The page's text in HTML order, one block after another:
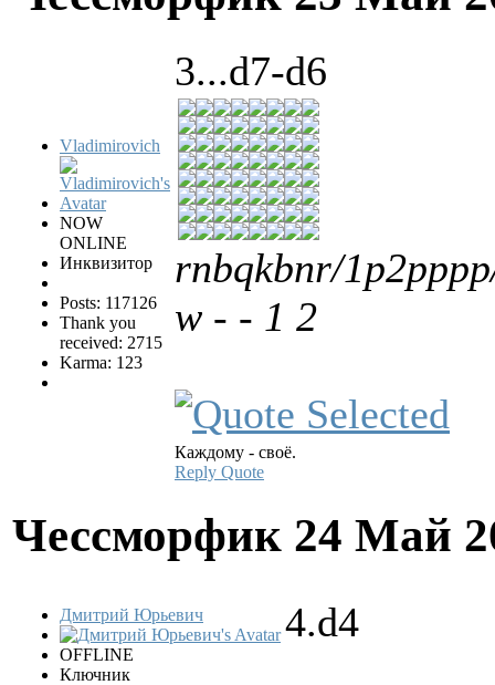
Vladimirovich
NOW
ONLINE
Инквизитор
Posts: 117126
Thank you
received: 2715
Karma: 123
3...d7-d6
rnbqkbnr/
w - - 1 2
Каждому - своё.
Reply Quote
Чессморфик 24 Май
Дмитрий Юрьевич
OFFLINE
Ключник
4.d4